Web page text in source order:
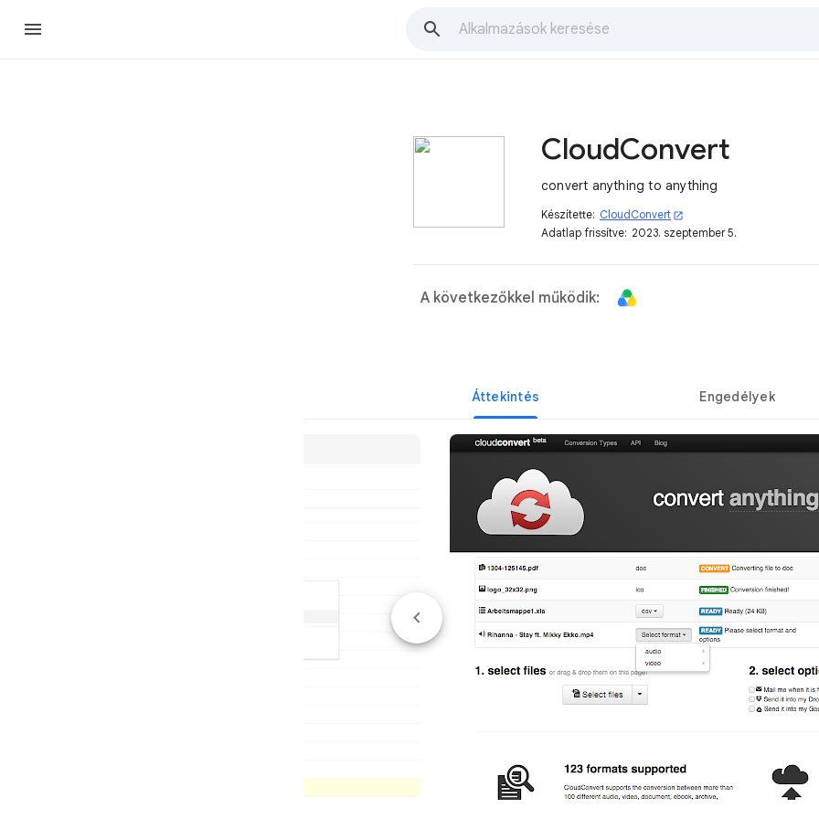
CloudConvert
convert anything to anything
Készítette: CloudConvert open_in_new
Adatlap frissítve: 2023. szeptember 5.
A következőkkel működik:
Áttekintés Engedélyek